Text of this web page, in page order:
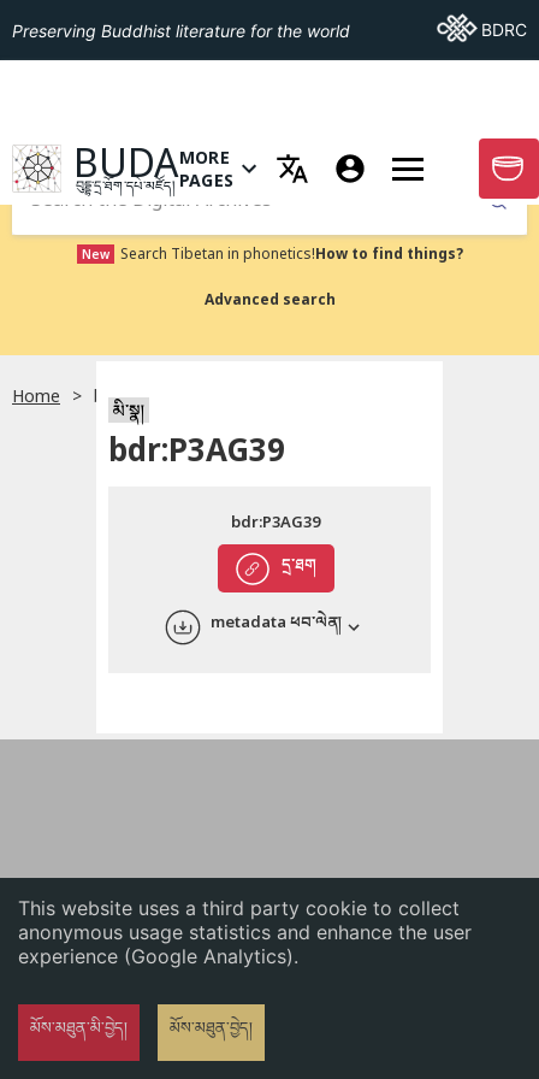
This website uses a third party cookie to collect
anonymous usage statistics and enhance the user
experience (Google Analytics).
མོས་མཐུན་མི་བྱེད། མོས་མཐུན་བྱེད།
English
Preserving Buddhist literature for the world Go ToBDRC
GO TO HOMEPAGE
BUDA
བུདྡྷ་དྲ་ཐོག་དཔེ་མཛོད།
OPEN MENU OF MORE PAGES
MORE
PAGES
GO
Submit
New Search Tibetan in phonetics!How to find things?
Advanced search
Home bdr:P3AG39
མི་སྣ།
bdr:P3AG39
དྲ་ཐག
bdr:P3AG39
metadata ཕབ་ལེན།